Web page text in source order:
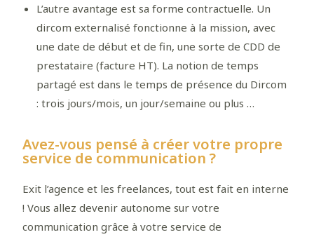
L’autre avantage est sa forme contractuelle. Un
dircom externalisé fonctionne à la mission, avec
une date de début et de fin, une sorte de CDD de
prestataire (facture HT). La notion de temps
partagé est dans le temps de présence du Dircom
: trois jours/mois, un jour/semaine ou plus …
Avez-vous pensé à créer votre propre
service de communication ?
Exit l’agence et les freelances, tout est fait en interne
! Vous allez devenir autonome sur votre
communication grâce à votre service de